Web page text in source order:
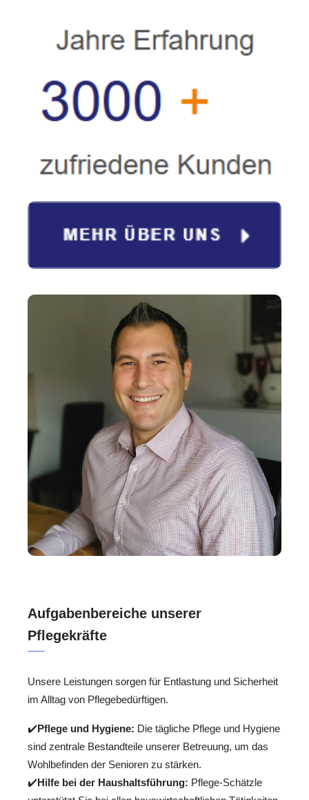
Aufgabenbereiche unserer
Pflegekräfte
Unsere Leistungen sorgen für Entlastung und Sicherheit
im Alltag von Pflegebedürftigen.
✔️Pflege und Hygiene: Die tägliche Pflege und Hygiene
sind zentrale Bestandteile unserer Betreuung, um das
Wohlbefinden der Senioren zu stärken.
✔️Hilfe bei der Haushaltsführung: Pflege-Schätzle